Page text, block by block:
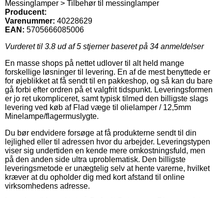
Messinglamper > Tilbehør til messinglamper
Producent:
Varenummer: 40228629
EAN: 5705666085006
Vurderet til 3.8 ud af 5 stjerner baseret på 34 anmeldelser
En masse shops på nettet udlover til alt held mange
forskellige løsninger til levering. En af de mest benyttede er
for øjeblikket at få sendt til en pakkeshop, og så kan du bare
gå forbi efter ordren på et valgfrit tidspunkt. Leveringsformen
er jo ret ukompliceret, samt typisk tilmed den billigste slags
levering ved køb af Flad væge til olielamper / 12,5mm
Minelampe/flagermuslygte.
Du bør endvidere forsøge at få produkterne sendt til din
lejlighed eller til adressen hvor du arbejder. Leveringstypen
viser sig undertiden en kende mere omkostningsfuld, men
på den anden side ultra uproblematisk. Den billigste
leveringsmetode er unægtelig selv at hente varerne, hvilket
kræver at du opholder dig med kort afstand til online
virksomhedens adresse.